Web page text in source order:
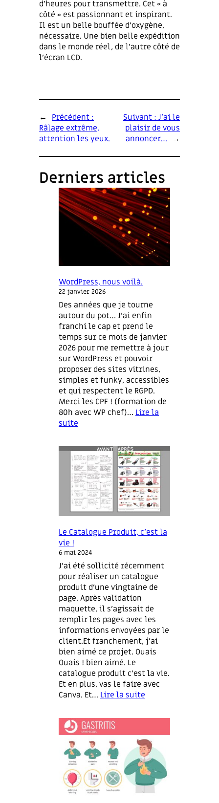
d’heures pour transmettre. Cet « à
côté » est passionnant et inspirant.
Il est un belle bouffée d’oxygène,
nécessaire. Une bien belle expédition
dans le monde réel, de l’autre côté de
l’écran LCD.
← Précédent :
Râlage extrême,
attention les yeux.
Suivant :J’ai le
plaisir de vous
annoncer… →
Derniers articles
WordPress, nous voilà.
22 janvier 2026
Des années que je tourne
autour du pot… J’ai enfin
franchi le cap et prend le
temps sur ce mois de janvier
2026 pour me remettre à jour
sur WordPress et pouvoir
proposer des sites vitrines,
simples et funky, accessibles
et qui respectent le RGPD.
Merci les CPF ! (formation de
80h avec WP chef)… Lire la
suite
W
o
r
d
P
r
e
s
s
n
o
u
s
v
o
i
l
à
.
Le Catalogue Produit, c’est la
vie !
6 mai 2024
J’ai été sollicité récemment
pour réaliser un catalogue
produit d’une vingtaine de
page. Après validation
maquette, il s’agissait de
remplir les pages avec les
informations envoyées par le
client.Et franchement, j’ai
bien aimé ce projet. Ouais
Ouais ! bien aimé. Le
catalogue produit c’est la vie.
Et en plus, vas le faire avec
Canva. Et… Lire la suite
L
C
a
t
a
o